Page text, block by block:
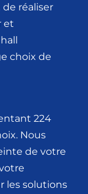
réaliser
et
choix de
224
Nous
de votre
les solutions